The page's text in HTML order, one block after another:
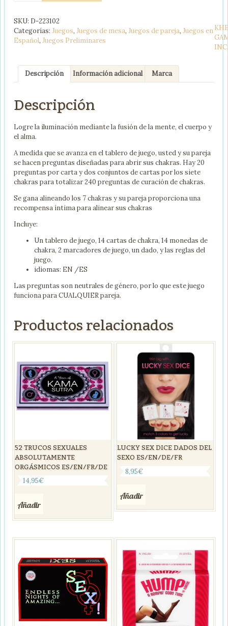
CUERPO
Y
ALMA
SKU: D-223102
Categorías: Juegos, Juegos de mesa, Juegos de pareja, Juegos en
Español, Juegos Preliminares
INC.
Descripción Información adicional Marca
Descripción
Logre la iluminación mediante la fusión de la mente, el cuerpo y
el alma.
A medida que se avanza en el tablero de juego, usted y su pareja
se hacen preguntas diseñadas para abrir sus chakras. Hay 20
preguntas por carta y dos conjuntos de cartas por los siete
chakras para totalizar 240 preguntas de curación de chakras.
Se gana alineando los 7 chakras y su pareja proporciona una
recompensa íntima para alinear sus chakras
Incluye:
Un tablero de juego, 14 cartas de chakra, 14 monedas de
chakra, 2 marcadores de juego, un dado, y las reglas del
juego.
idiomas: EN /ES
Las preguntas son neutrales de género, por lo que este juego
funciona para CUALQUIER pareja.
Productos relacionados
52 TRUCOS SEXUALES
ABSOLUTAMENTE
ORGÁSMICOS ES/EN/FR/DE
14,95€
Añadir
LUCKY SEX DICE DADOS DEL
SEXO ES/EN/DE/FR
8,95€
Añadir